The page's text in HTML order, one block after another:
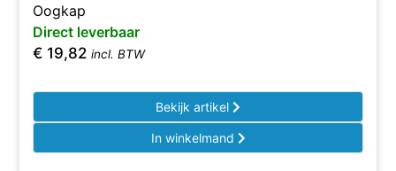
Oogkap
Direct leverbaar
€ 19,82 incl. BTW
Bekijk artikel
In winkelmand